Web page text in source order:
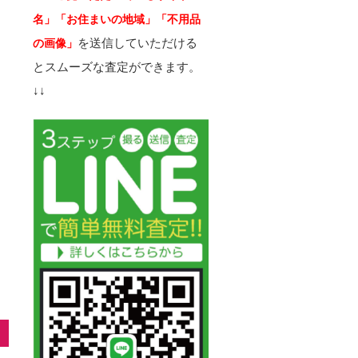
名」「お住まいの地域」「不用品
の画像」 を送信していただける
とスムーズな査定ができます。
↓↓